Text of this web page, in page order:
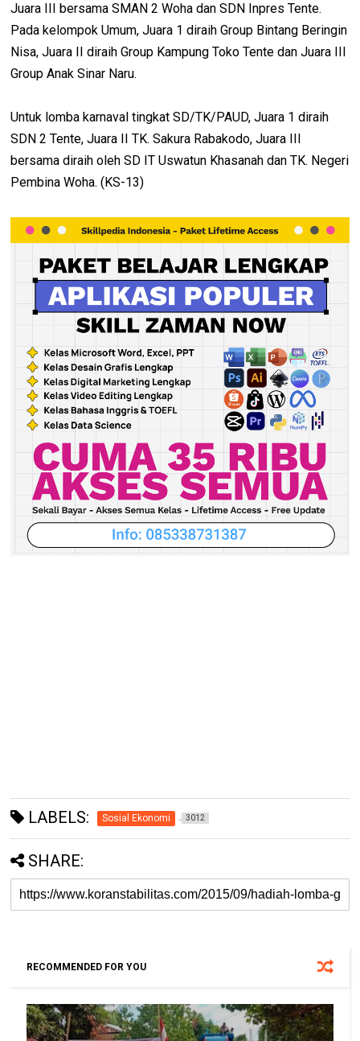
Juara III bersama SMAN 2 Woha dan SDN Inpres Tente.
Pada kelompok Umum, Juara 1 diraih Group Bintang Beringin
Nisa, Juara II diraih Group Kampung Toko Tente dan Juara III
Group Anak Sinar Naru.
Untuk lomba karnaval tingkat SD/TK/PAUD, Juara 1 diraih
SDN 2 Tente, Juara II TK. Sakura Rabakodo, Juara III
bersama diraih oleh SD IT Uswatun Khasanah dan TK. Negeri
Pembina Woha. (KS-13)
LABELS: Sosial Ekonomi 3012
SHARE:
RECOMMENDED FOR YOU